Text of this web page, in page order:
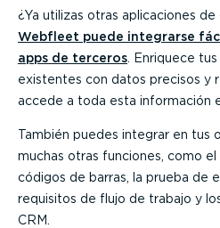
¿Ya utilizas otras aplicaciones de
Webfleet puede integrarse
apps de terceros . Enriquece
existentes con datos precisos y
accede a toda esta información
También puedes integrar en tus
muchas otras funciones, como
códigos de barras, la prueba de
requisitos de flujo de trabajo y
CRM.